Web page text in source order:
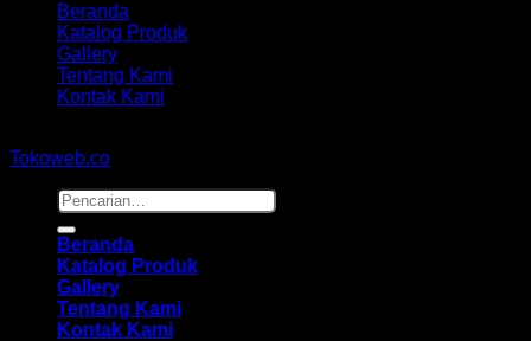
Beranda
Katalog Produk
Gallery
Tentang Kami
Kontak Kami
Tokoweb.co
Pencarian
untuk:
Beranda
Katalog Produk
Gallery
Tentang Kami
Kontak Kami